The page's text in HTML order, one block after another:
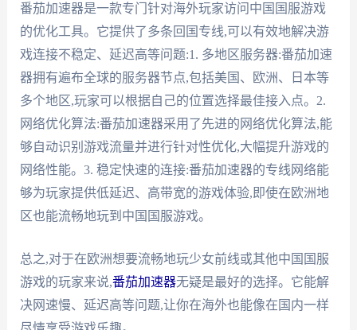
番茄加速器是一款专门针对海外玩家访问中国国服游戏
的优化工具。它提供了多条回国专线,可以有效地解决游
戏连接不稳定、延迟高等问题:1. 多地区服务器:番茄加速
器拥有遍布全球的服务器节点,包括美国、欧洲、日本等
多个地区,玩家可以根据自己的位置选择最佳接入点。2.
网络优化算法:番茄加速器采用了先进的网络优化算法,能
够自动识别游戏流量并进行针对性优化,大幅提升游戏的
网络性能。3. 稳定快速的连接:番茄加速器的专线网络能
够为玩家提供低延迟、高带宽的游戏体验,即使在欧洲地
区也能流畅地玩到中国国服游戏。
总之,对于在欧洲想要流畅地玩少女前线或其他中国国服
游戏的玩家来说,番茄加速器无疑是最好的选择。它能解
决网速慢、延迟高等问题,让你在海外也能像在国内一样